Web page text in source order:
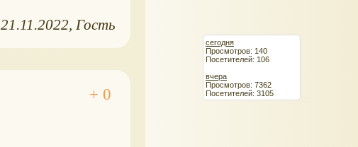
21.11.2022 Гость
сегодня
Просмотров: 140
Посетителей: 106
вчера
Просмотров: 7362
Посетителей: 3105